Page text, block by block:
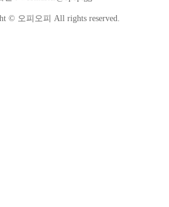
© 오피오피 All rights reserved.